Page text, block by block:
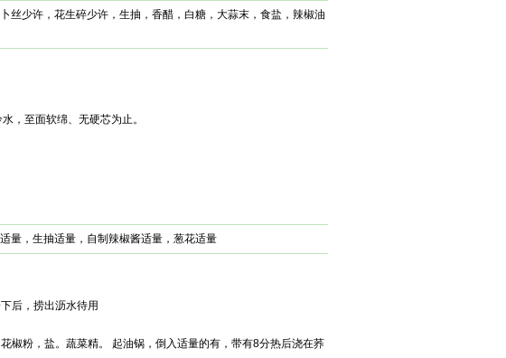
丝少许，花生碎少许，生抽，香醋，白糖，大蒜末，食盐，辣椒油
，至面软绵、无硬芯为止。
量，生抽适量，自制辣椒酱适量，葱花适量
后，捞出沥水待用
椒粉，盐。蔬菜精。 起油锅，倒入适量的有，带有8分热后浇在荞